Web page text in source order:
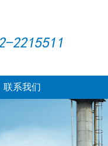
联系我们